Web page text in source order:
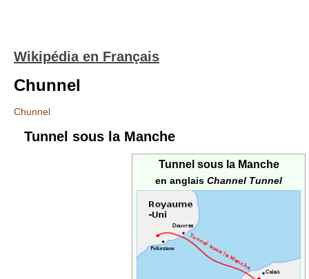
Wikipédia en Français
Chunnel
Chunnel
Tunnel sous la Manche
Tunnel sous la Manche
en anglais Channel Tunnel